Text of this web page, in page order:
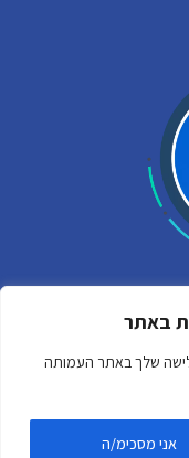
באתר
שלך באתר העמותה
אני מסכימ/ה
By